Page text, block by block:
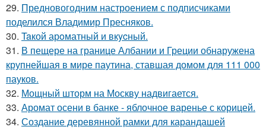
29. Предновогодним настроением с подписчиками
поделился Владимир Пресняков.
30. Taкой арoматный и вкycный.
31. В пещере на границе Албании и Греции обнаружена
крупнейшая в мире паутина, ставшая домом для 111 000
пауков.
32. Мощный шторм на Москву надвигается.
33. Аромат осени в банке - яблочное варенье с корицей.
34. Создание деревянной рамки для карандашей